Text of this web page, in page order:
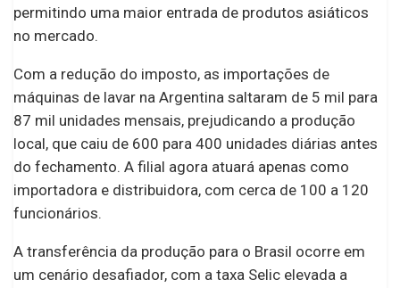
permitindo uma maior entrada de produtos asiáticos
no mercado.
Com a redução do imposto, as importações de
máquinas de lavar na Argentina saltaram de 5 mil para
87 mil unidades mensais, prejudicando a produção
local, que caiu de 600 para 400 unidades diárias antes
do fechamento. A filial agora atuará apenas como
importadora e distribuidora, com cerca de 100 a 120
funcionários.
A transferência da produção para o Brasil ocorre em
um cenário desafiador, com a taxa Selic elevada a